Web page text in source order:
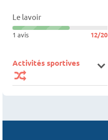
Le lavoir
1 avis 12/20
Activités sportives